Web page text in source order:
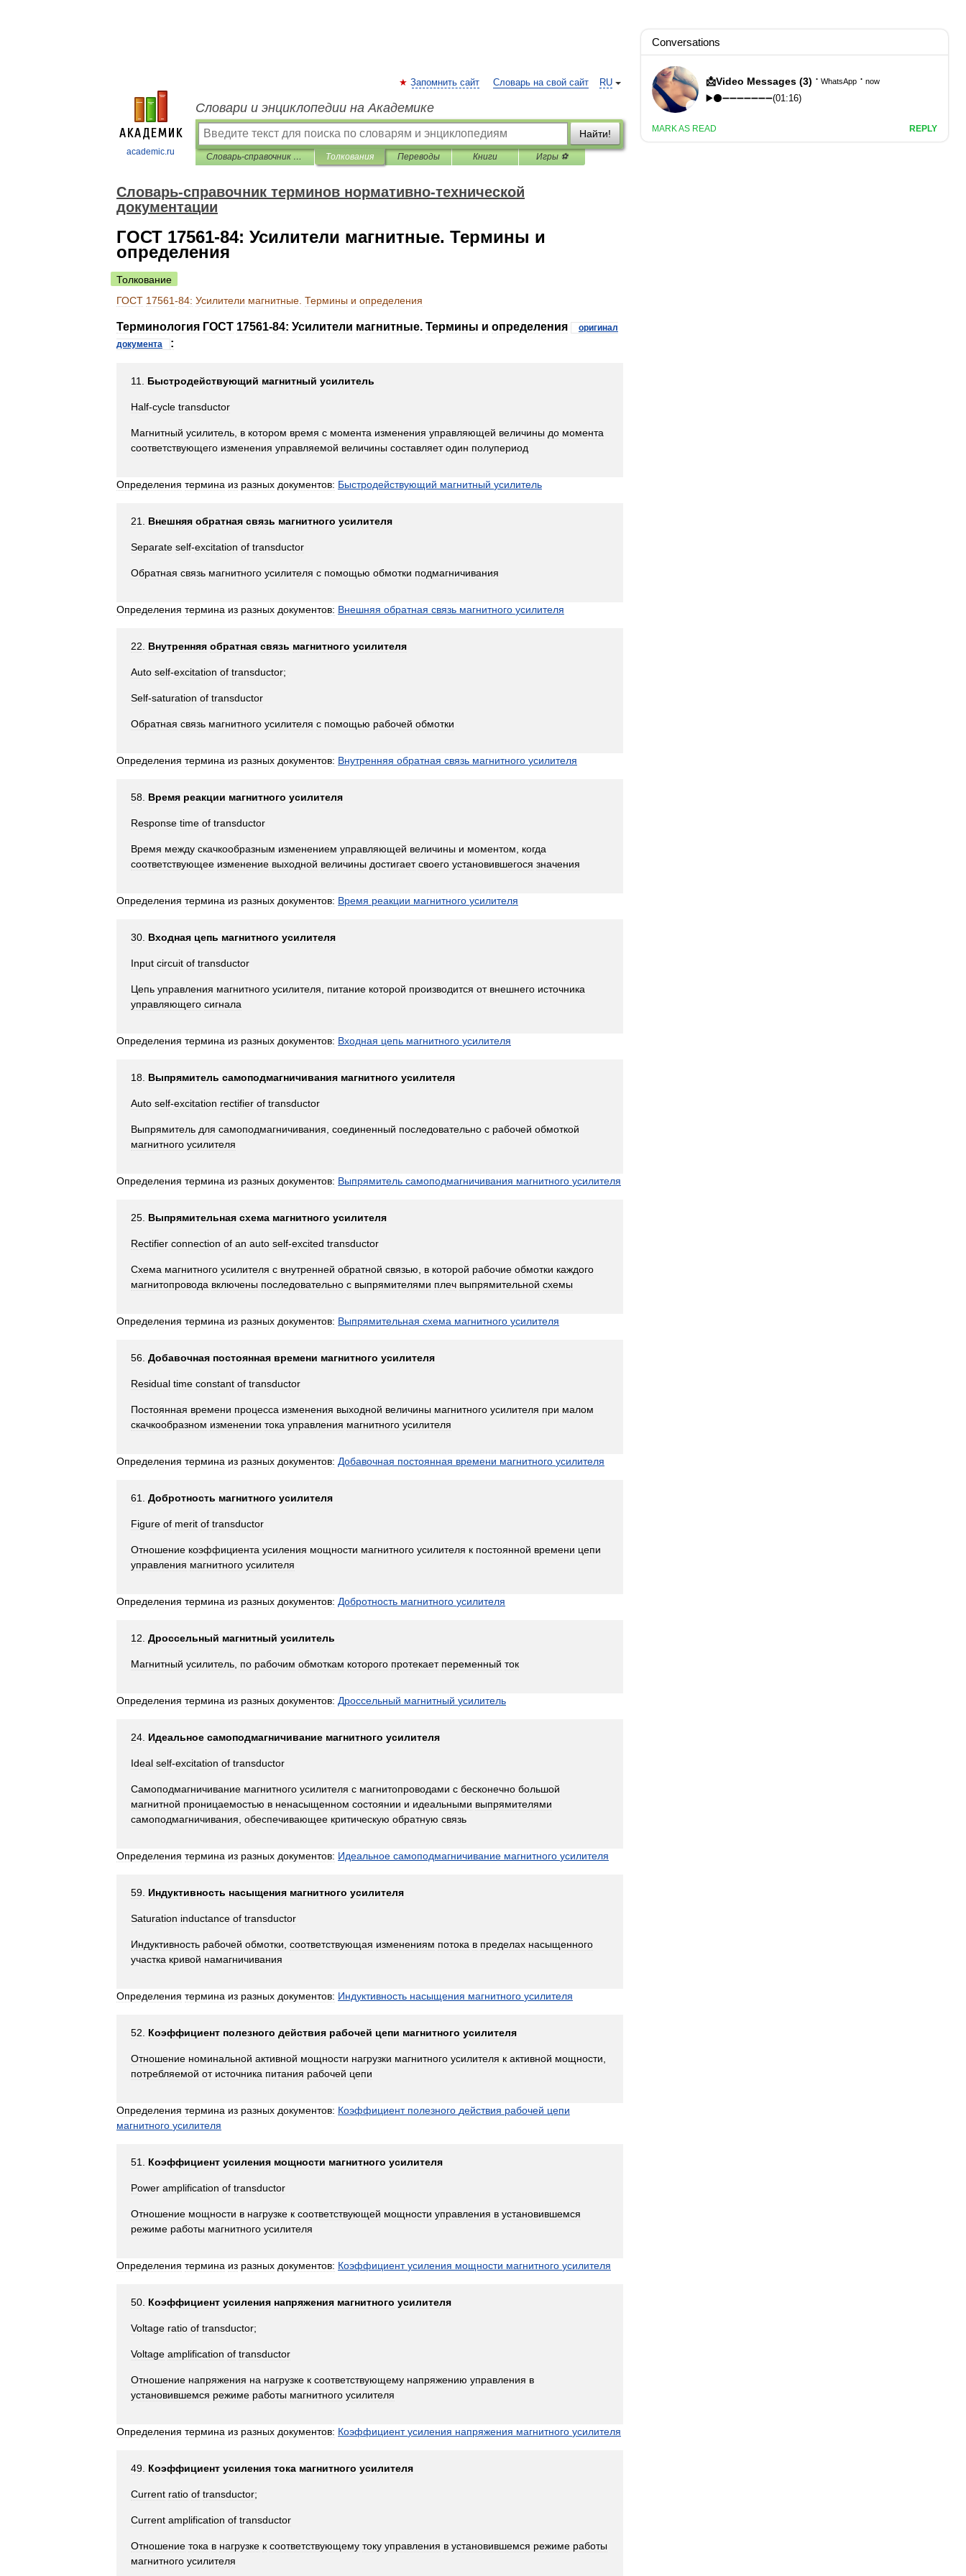
academic.ru
RU
Запомнить сайт Словарь на свой сайт
Словари и энциклопедии на Академике
Найти!
Словарь-справочник терминов нормативно-технической документации Толкования Переводы Книги Игры ⚽
Словарь-справочник терминов нормативно-технической
документации
ГОСТ 17561-84: Усилители магнитные. Термины и
определения
Толкование
ГОСТ 17561-84: Усилители магнитные Термины и определения
Терминология ГОСТ 17561-84: Усилители магнитные. Термины и определения
оригинал
документа
:
11 Быстродействующий магнитный усилитель
Half-cycle transductor
Магнитный усилитель в котором время с момента изменения управляющей величины до момента
соответствующего изменения управляемой величины составляет один полупериод
Определения термина из разных документов: Быстродействующий магнитный усилитель
21 Внешняя обратная связь магнитного усилителя
Separate self-excitation of transductor
Обратная связь магнитного усилителя с помощью обмотки подмагничивания
Определения термина из разных документов: Внешняя обратная связь магнитного усилителя
22 Внутренняя обратная связь магнитного усилителя
Auto self-excitation of transductor;
Self-saturation of transductor
Обратная связь магнитного усилителя с помощью рабочей обмотки
Определения термина из разных документов: Внутренняя обратная связь магнитного усилителя
58 Время реакции магнитного усилителя
Response time of transductor
Время между скачкообразным изменением управляющей величины и моментом
когда
соответствующее изменение выходной величины достигает своего установившегося значения
Определения термина из разных документов: Время реакции магнитного усилителя
30 Входная цепь магнитного усилителя
Input circuit of transductor
Цепь управления магнитного усилителя питание которой производится от внешнего источника
управляющего сигнала
Определения термина из разных документов: Входная цепь магнитного усилителя
18 Выпрямитель самоподмагничивания магнитного усилителя
Auto self-excitation rectifier of transductor
Выпрямитель для самоподмагничивания соединенный последовательно с рабочей обмоткой
магнитного усилителя
Определения термина из разных документов: Выпрямитель самоподмагничивания магнитного усилителя
25 Выпрямительная схема магнитного усилителя
Rectifier connection of an auto self-excited transductor
Схема магнитного усилителя с внутренней обратной связью в которой рабочие обмотки каждого
магнитопровода включены последовательно с выпрямителями плеч выпрямительной схемы
Определения термина из разных документов: Выпрямительная схема магнитного усилителя
56 Добавочная постоянная времени магнитного усилителя
Residual time constant of transductor
Постоянная времени процесса изменения выходной величины магнитного усилителя при малом
скачкообразном изменении тока управления магнитного усилителя
Определения термина из разных документов: Добавочная постоянная времени магнитного усилителя
61 Добротность магнитного усилителя
Figure of merit of transductor
Отношение коэффициента усиления мощности магнитного усилителя к постоянной времени цепи
управления магнитного усилителя
Определения термина из разных документов: Добротность магнитного усилителя
12 Дроссельный магнитный усилитель
Магнитный усилитель по рабочим обмоткам которого протекает переменный ток
Определения термина из разных документов: Дроссельный магнитный усилитель
24 Идеальное самоподмагничивание магнитного усилителя
Ideal self-excitation of transductor
Самоподмагничивание магнитного усилителя с магнитопроводами с бесконечно большой
магнитной проницаемостью в ненасыщенном состоянии и идеальными выпрямителями
самоподмагничивания обеспечивающее критическую обратную связь
Определения термина из разных документов: Идеальное самоподмагничивание магнитного усилителя
59 Индуктивность насыщения магнитного усилителя
Saturation inductance of transductor
Индуктивность рабочей обмотки соответствующая изменениям потока в пределах насыщенного
участка кривой намагничивания
Определения термина из разных документов: Индуктивность насыщения магнитного усилителя
52 Коэффициент полезного действия рабочей цепи магнитного усилителя
Отношение номинальной активной мощности нагрузки магнитного усилителя к активной мощности
потребляемой от источника питания рабочей цепи
Определения термина из разных документов: Коэффициент полезного действия рабочей цепи
магнитного усилителя
51 Коэффициент усиления мощности магнитного усилителя
Power amplification of transductor
Отношение мощности в нагрузке к соответствующей мощности управления в установившемся
режиме работы магнитного усилителя
Определения термина из разных документов: Коэффициент усиления мощности магнитного усилителя
50 Коэффициент усиления напряжения магнитного усилителя
Voltage ratio of transductor;
Voltage amplification of transductor
Отношение напряжения на нагрузке к соответствующему напряжению управления в
установившемся режиме работы магнитного усилителя
Определения термина из разных документов: Коэффициент усиления напряжения магнитного усилителя
49 Коэффициент усиления тока магнитного усилителя
Current ratio of transductor;
Current amplification of transductor
Отношение тока в нагрузке к соответствующему току управления в установившемся режиме работы
магнитного усилителя